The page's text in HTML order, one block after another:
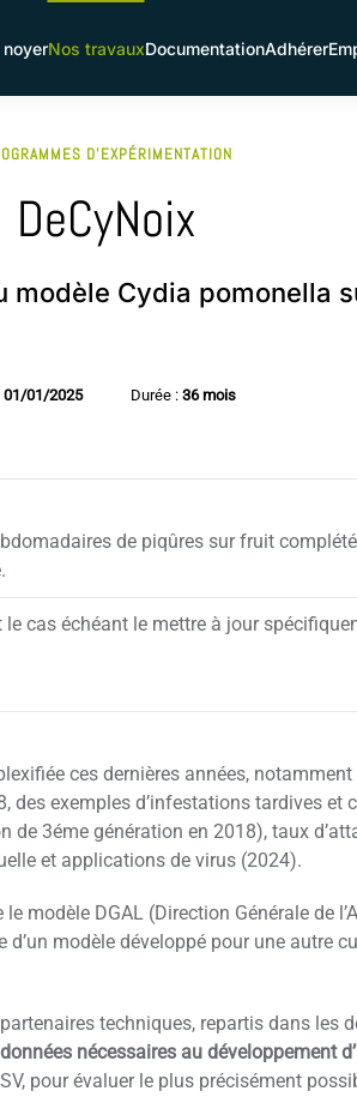
noyerNos travauxDocumentationAdhérer
D'EXPÉRIMENTATION
DeCyNoix
modèle Cydia pomonella
01/01/2025 Durée : 36 mois
de piqûres sur fruit
cas échéant le mettre à jour
ces dernières années,
exemples d’infestations tardives et
de 3éme génération en 2018), taux
et applications de virus (2024).
modèle DGAL (Direction Générale de
d’un modèle développé pour une autre
techniques, repartis dans les
nécessaires au développement
pour évaluer le plus précisément